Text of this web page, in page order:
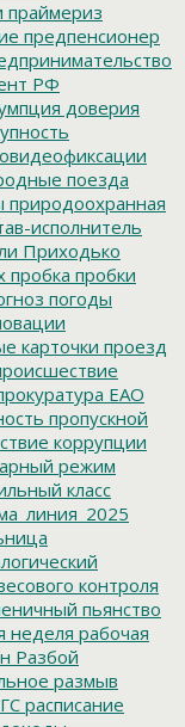
праймериз
предпенсионер
РФ
доверия
поезда
природоохранная
исполнитель
Приходько
пробка пробки
погоды
карточки проезд
ЕАО
пропускной
коррупции
режим
класс
контроля
пьянство
неделя рабочая
Разбой
размыв
расписание